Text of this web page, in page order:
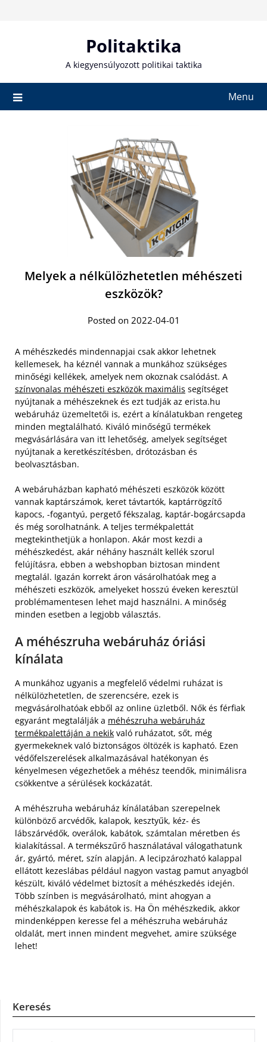
Politaktika
A kiegyensúlyozott politikai taktika
Menu
Melyek a nélkülözhetetlen méhészeti
eszközök?
Posted on 2022-04-01
A méhészkedés mindennapjai csak akkor lehetnek
kellemesek, ha kéznél vannak a munkához szükséges
minőségi kellékek, amelyek nem okoznak csalódást. A
színvonalas méhészeti eszközök maximális segítséget
nyújtanak a méhészeknek és ezt tudják az erista.hu
webáruház üzemeltetői is, ezért a kínálatukban rengeteg
minden megtalálható. Kiváló minőségű termékek
megvásárlására van itt lehetőség, amelyek segítséget
nyújtanak a keretkészítésben, drótozásban és
beolvasztásban.
A webáruházban kapható méhészeti eszközök között
vannak kaptárszámok, keret távtartók, kaptárrögzítő
kapocs, -fogantyú, pergető fékszalag, kaptár-bogárcsapda
és még sorolhatnánk. A teljes termékpalettát
megtekinthetjük a honlapon. Akár most kezdi a
méhészkedést, akár néhány használt kellék szorul
felújításra, ebben a webshopban biztosan mindent
megtalál. Igazán korrekt áron vásárolhatóak meg a
méhészeti eszközök, amelyeket hosszú éveken keresztül
problémamentesen lehet majd használni. A minőség
minden esetben a legjobb választás.
A méhészruha webáruház óriási
kínálata
A munkához ugyanis a megfelelő védelmi ruházat is
nélkülözhetetlen, de szerencsére, ezek is
megvásárolhatóak ebből az online üzletből. Nők és férfiak
egyaránt megtalálják a méhészruha webáruház
termékpalettáján a nekik való ruházatot, sőt, még
gyermekeknek való biztonságos öltözék is kapható. Ezen
védőfelszerelések alkalmazásával hatékonyan és
kényelmesen végezhetőek a méhész teendők, minimálisra
csökkentve a sérülések kockázatát.
A méhészruha webáruház kínálatában szerepelnek
különböző arcvédők, kalapok, kesztyűk, kéz- és
lábszárvédők, overálok, kabátok, számtalan méretben és
kialakítással. A termékszűrő használatával válogathatunk
ár, gyártó, méret, szín alapján. A lecipzározható kalappal
ellátott kezeslábas például nagyon vastag pamut anyagból
készült, kiváló védelmet biztosít a méhészkedés idején.
Több színben is megvásárolható, mint ahogyan a
méhészkalapok és kabátok is. Ha Ön méhészkedik, akkor
mindenképpen keresse fel a méhészruha webáruház
oldalát, mert innen mindent megvehet, amire szüksége
lehet!
Keresés